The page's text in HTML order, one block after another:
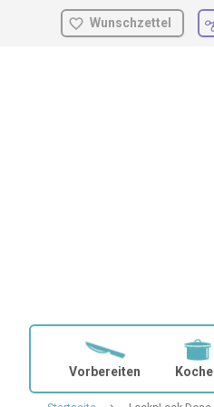
Zum
Wunschzettel
Vorbereiten